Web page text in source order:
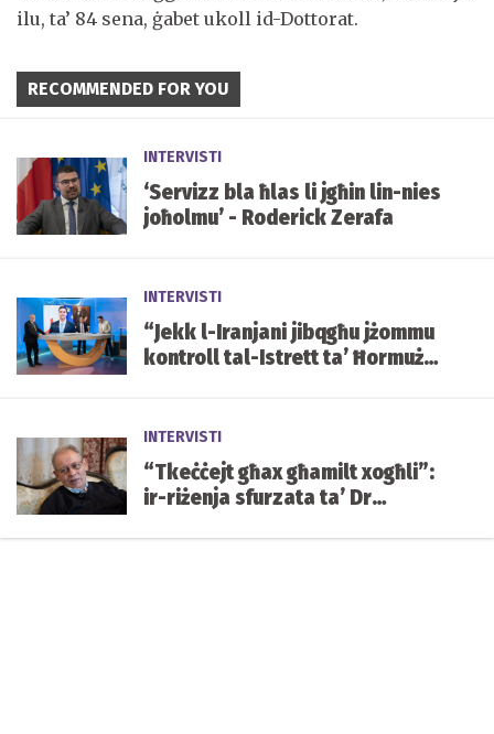
ilu, ta’ 84 sena, ġabet ukoll id-Dottorat.
RECOMMENDED FOR YOU
INTERVISTI
‘Servizz bla ħlas li jgħin lin-nies
joħolmu’ - Roderick Zerafa
INTERVISTI
“Jekk l-Iranjani jibqgħu jżommu
kontroll tal-Istrett ta’ Ħormuż u
INTERVISTI
“Tkeċċejt għax għamilt xogħli”:
ir-riżenja sfurzata ta’ Dr